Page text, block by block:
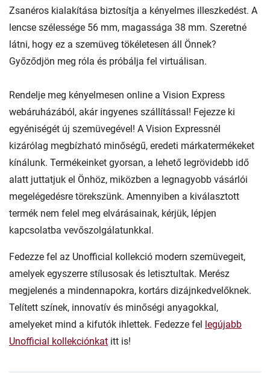
Zsanéros kialakítása biztosítja a kényelmes illeszkedést. A
lencse szélessége 56 mm, magassága 38 mm. Szeretné
látni, hogy ez a szemüveg tökéletesen áll Önnek?
Győződjön meg róla és próbálja fel virtuálisan.
Rendelje meg kényelmesen online a Vision Express
webáruházából, akár ingyenes szállítással! Fejezze ki
egyéniségét új szemüvegével! A Vision Expressnél
kizárólag megbízható minőségű, eredeti márkatermékeket
kínálunk. Termékeinket gyorsan, a lehető legrövidebb idő
alatt juttatjuk el Önhöz, miközben a legnagyobb vásárlói
megelégedésre törekszünk. Amennyiben a kiválasztott
termék nem felel meg elvárásainak, kérjük, lépjen
kapcsolatba vevőszolgálatunkkal.
Fedezze fel az Unofficial kollekció modern szemüvegeit,
amelyek egyszerre stílusosak és letisztultak. Merész
megjelenés a mindennapokra, kortárs dizájnkedvelőknek.
Telített színek, innovatív és minőségi anyagokkal,
amelyeket mind a kifutók ihlettek. Fedezze fel legújabb
Unofficial kollekciónkat itt is!